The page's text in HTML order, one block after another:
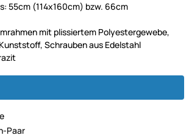
55cm (114x160cm) bzw. 66cm
mit plissiertem Polyestergewebe,
Schrauben aus Edelstahl
Paar